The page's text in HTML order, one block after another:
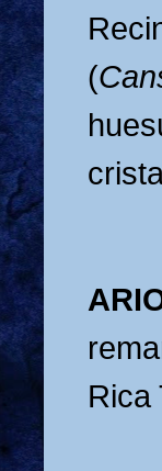
(
Rica